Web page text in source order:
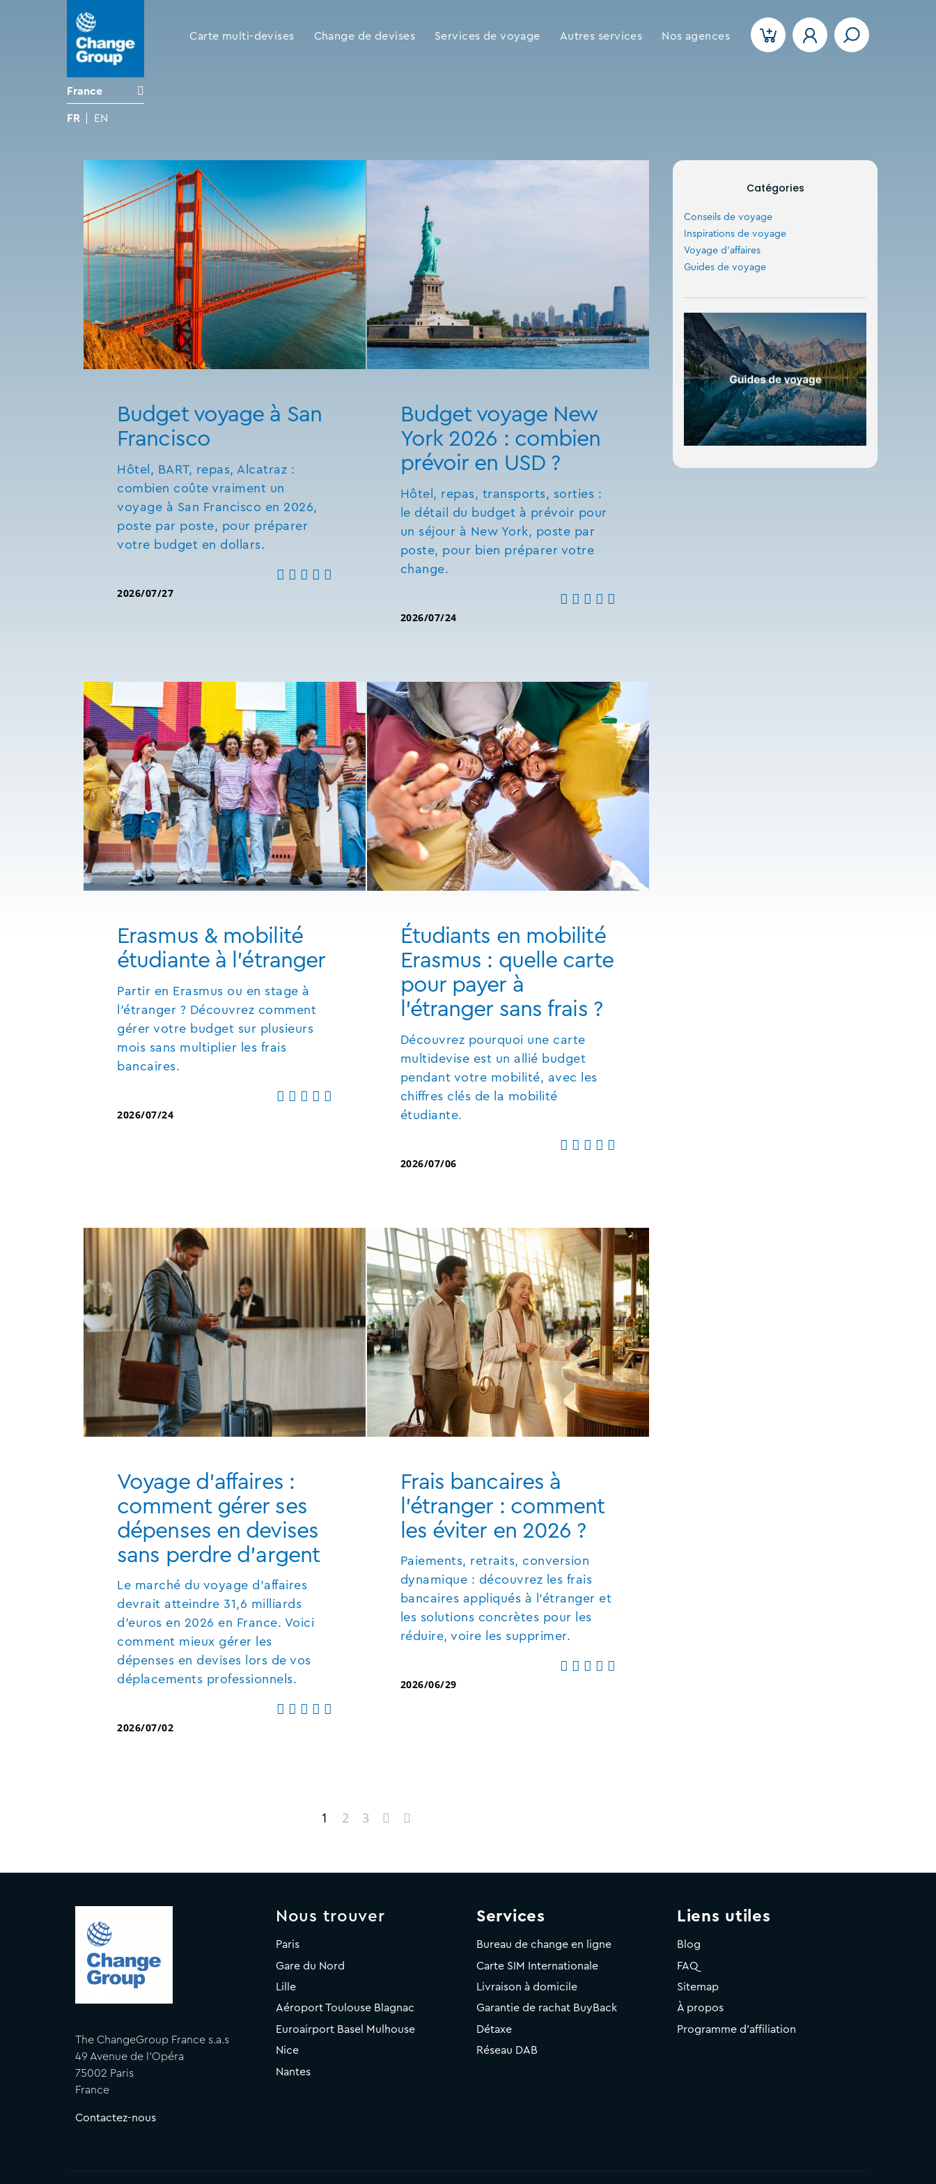
France
FR EN
Carte multi-devises Change de devises Services de voyage Autres services Nos agences
Budget voyage à San
Francisco
Hôtel, BART, repas, Alcatraz :
combien coûte vraiment un
voyage à San Francisco en 2026,
poste par poste, pour préparer
votre budget en dollars.
2026/07/27
Budget voyage New
York 2026 : combien
prévoir en USD ?
Hôtel, repas, transports, sorties :
le détail du budget à prévoir pour
un séjour à New York, poste par
poste, pour bien préparer votre
change.
2026/07/24
Erasmus & mobilité
étudiante à l'étranger
Partir en Erasmus ou en stage à
l'étranger ? Découvrez comment
gérer votre budget sur plusieurs
mois sans multiplier les frais
bancaires.
2026/07/24
Étudiants en mobilité
Erasmus : quelle carte
pour payer à
l'étranger sans frais ?
Découvrez pourquoi une carte
multidevise est un allié budget
pendant votre mobilité, avec les
chiffres clés de la mobilité
étudiante.
2026/07/06
Voyage d'affaires :
comment gérer ses
dépenses en devises
sans perdre d'argent
Le marché du voyage d'affaires
devrait atteindre 31,6 milliards
d'euros en 2026 en France. Voici
comment mieux gérer les
dépenses en devises lors de vos
déplacements professionnels.
2026/07/02
Frais bancaires à
l'étranger : comment
les éviter en 2026 ?
Paiements, retraits, conversion
dynamique : découvrez les frais
bancaires appliqués à l'étranger et
les solutions concrètes pour les
réduire, voire les supprimer.
2026/06/29
1 2 3
Catégories
Conseils de voyage
Inspirations de voyage
Voyage d'affaires
Guides de voyage
The ChangeGroup France s.a.s
49 Avenue de l'Opéra
75002 Paris
France
Contactez-nous
Nous trouver
Paris
Gare du Nord
Lille
Aéroport Toulouse Blagnac
Euroairport Basel Mulhouse
Nice
Nantes
Services
Bureau de change en ligne
Carte SIM Internationale
Livraison à domicile
Garantie de rachat BuyBack
Détaxe
Réseau DAB
Liens utiles
Blog
FAQ
Sitemap
À propos
Programme d'affiliation